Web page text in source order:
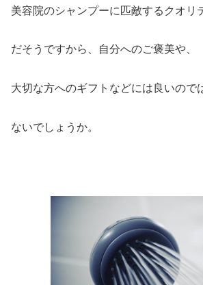
美容院のシャンプーに匹敵するクオリ
だそうですから、自分へのご褒美や、
大切な方へのギフトなどには良いので
ないでしょうか。